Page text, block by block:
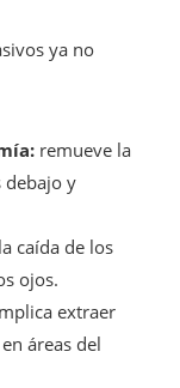
ya no
remueve la
debajo y
caída de los
ojos.
extraer
áreas del